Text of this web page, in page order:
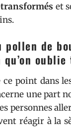
et
pollen de
ce point dans
une part
personnes
réagir à la